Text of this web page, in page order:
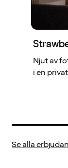
Njut av
i en
Se alla